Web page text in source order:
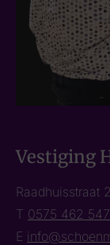
Vestiging
Raadhuisstraat
T 0575 462 547
E